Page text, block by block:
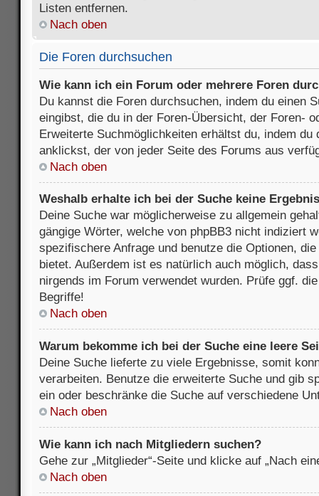
Listen entfernen.
Nach oben
Die Foren durchsuchen
Wie kann ich ein Forum oder mehrere Foren
Du kannst die Foren durchsuchen, indem du einen
eingibst, die du in der Foren-Übersicht, der Foren-
Erweiterte Suchmöglichkeiten erhältst du, indem du
anklickst, der von jeder Seite des Forums aus
Nach oben
Weshalb erhalte ich bei der Suche keine
Deine Suche war möglicherweise zu allgemein
gängige Wörter, welche von phpBB3 nicht indiziert
spezifischere Anfrage und benutze die Optionen,
bietet. Außerdem ist es natürlich auch möglich,
nirgends im Forum verwendet wurden. Prüfe ggf.
Begriffe!
Nach oben
Warum bekomme ich bei der Suche eine leere
Deine Suche lieferte zu viele Ergebnisse, somit
verarbeiten. Benutze die erweiterte Suche und gib
ein oder beschränke die Suche auf verschiedene
Nach oben
Wie kann ich nach Mitgliedern suchen?
Gehe zur „Mitglieder“-Seite und klicke auf „Nach
Nach oben